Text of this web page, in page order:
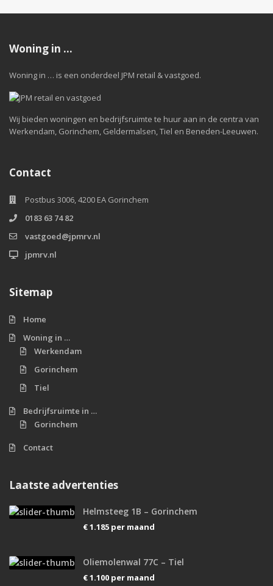
Woning in …
Woning in … is een onderdeel JPM retail & vastgoed.
Wij bieden woningen en bedrijfsruimte te huur aan in de centra van
Werkendam, Gorinchem, Geldermalsen, Tiel en Beneden-Leeuwen.
Contact
Postbus 3006, 4200 EA Gorinchem
0183 63 74 82
vastgoed@jpmrv.nl
jpmrv.nl
Sitemap
Home
Woning in …
Werkendam
Gorinchem
Tiel
Bedrijfsruimte in …
Gorinchem
Contact
Laatste advertenties
Helmsteeg 1B – Gorinchem
€ 1.185 per maand
Oliemolenwal 77C – Tiel
€ 1.100 per maand